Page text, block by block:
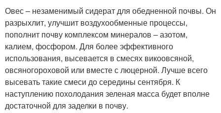
Овес – незаменимый сидерат для обедненной почвы. Он
разрыхлит, улучшит воздухообменные процессы,
пополнит почву комплексом минералов – азотом,
калием, фосфором. Для более эффективного
использования, высевается в смесях викоовсяной,
овсяногороховой или вместе с люцерной. Лучше всего
высевать такие смеси до середины сентября. К
наступлению похолодания зеленая масса будет вполне
достаточной для заделки в почву.